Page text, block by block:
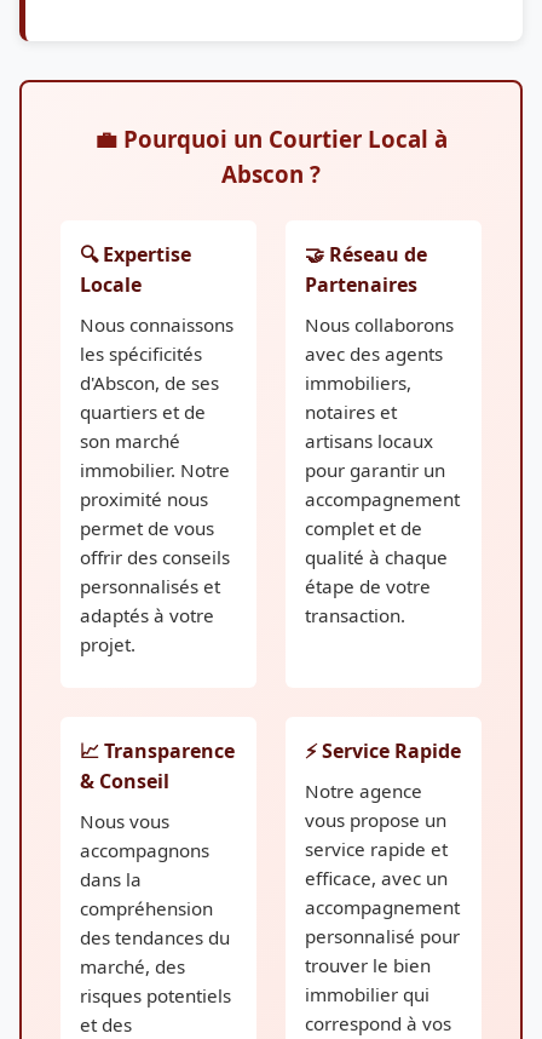
💼 Pourquoi un Courtier Local à
Abscon ?
🔍 Expertise
Locale
Nous connaissons
les spécificités
d'Abscon, de ses
quartiers et de
son marché
immobilier. Notre
proximité nous
permet de vous
offrir des conseils
personnalisés et
adaptés à votre
projet.
🤝 Réseau de
Partenaires
Nous collaborons
avec des agents
immobiliers,
notaires et
artisans locaux
pour garantir un
accompagnement
complet et de
qualité à chaque
étape de votre
transaction.
📈 Transparence
& Conseil
Nous vous
accompagnons
dans la
compréhension
des tendances du
marché, des
risques potentiels
et des
⚡ Service Rapide
Notre agence
vous propose un
service rapide et
efficace, avec un
accompagnement
personnalisé pour
trouver le bien
immobilier qui
correspond à vos